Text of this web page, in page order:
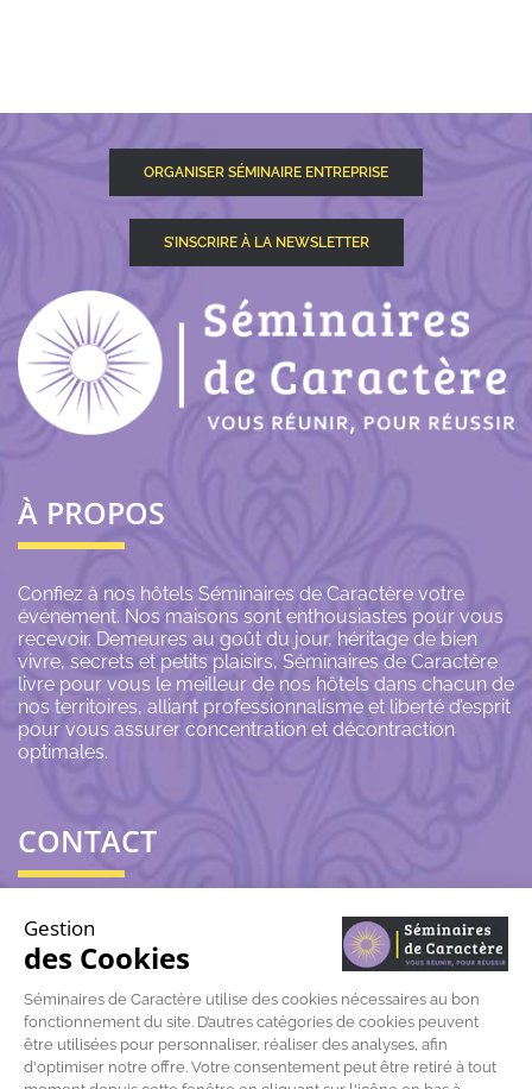
ORGANISER SÉMINAIRE ENTREPRISE
S’INSCRIRE À LA NEWSLETTER
À PROPOS
Confiez à nos hôtels Séminaires de Caractère votre
événement. Nos maisons sont enthousiastes pour vous
recevoir. Demeures au goût du jour, héritage de bien
vivre, secrets et petits plaisirs, Séminaires de Caractère
livre pour vous le meilleur de nos hôtels dans chacun de
nos territoires, alliant professionnalisme et liberté d’esprit
pour vous assurer concentration et décontraction
optimales.
CONTACT
06 43 69 79 72
contact@seminairesdecaractere.fr
197 Rue Léon Arnoux
84120 Pertuis
Gestion
des Cookies
Séminaires de Caractère utilise des cookies nécessaires au bon
fonctionnement du site. D’autres catégories de cookies peuvent
être utilisées pour personnaliser, réaliser des analyses, afin
d'optimiser notre offre. Votre consentement peut être retiré à tout